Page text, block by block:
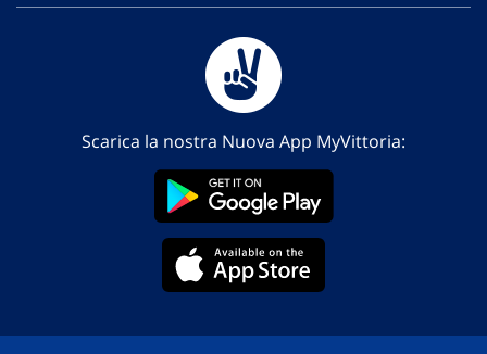
Scarica la nostra Nuova App MyVittoria: